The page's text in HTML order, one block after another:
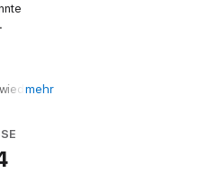
mehr